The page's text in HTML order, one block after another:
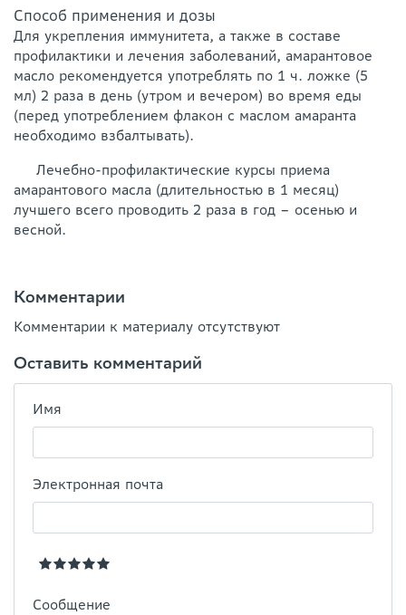
Способ применения и дозы
Для укрепления иммунитета, а также в составе
профилактики и лечения заболеваний, амарантовое
масло рекомендуется употреблять по 1 ч. ложке (5
мл) 2 раза в день (утром и вечером) во время еды
(перед употреблением флакон с маслом амаранта
необходимо взбалтывать).
Лечебно-профилактические курсы приема
амарантового масла (длительностью в 1 месяц)
лучшего всего проводить 2 раза в год – осенью и
весной.
Комментарии
Комментарии к материалу отсутствуют
Оставить комментарий
Имя
Электронная почта
Сообщение